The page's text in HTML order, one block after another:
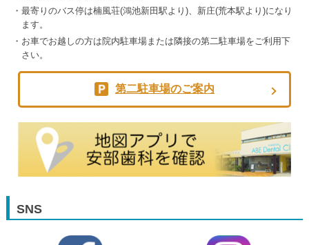
最寄りのバス停は楠風荘(鴻池新田駅より)、新庄(荒本駅より)になり
ます。
お車でお越しの方は院内駐車場または隣接の第二駐車場をご利用下
さい。
第二駐車場のご案内
SNS